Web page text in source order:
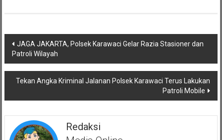
Navigasi
pos
JAGA JAKARTA, Polsek Karawaci Gelar Razia Stasioner dan
Patroli Wilayah
Tekan Angka Kriminal Jalanan Polsek Karawaci Terus Lakukan
Patroli Mobile
Redaksi